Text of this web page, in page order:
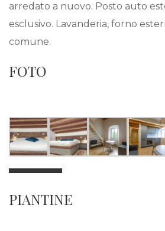
arredato a nuovo. Posto auto
esclusivo. Lavanderia, forno
comune.
FOTO
PIANTINE